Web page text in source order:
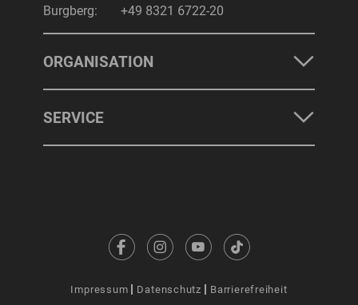
Burgberg:
+49 8321 6722-20
ORGANISATION
SERVICE
Impressum Datenschutz Barrierefreiheit